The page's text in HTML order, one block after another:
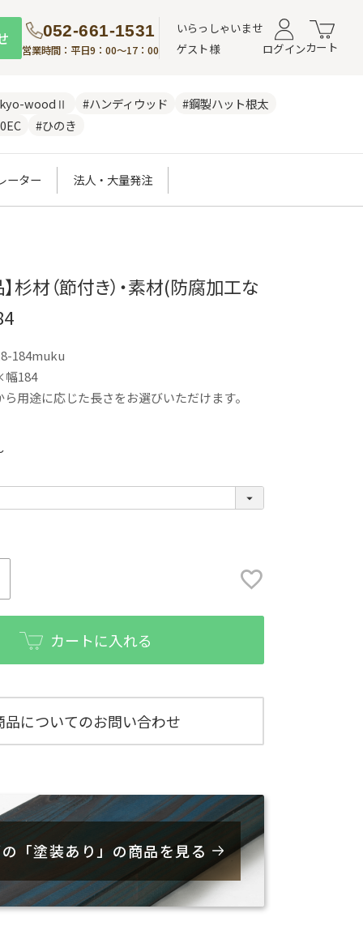
052-661-1531
営業時間：平日9：00～17：00
いらっしゃいませ
ゲスト様
ログインカート
woodⅡ #ハンディウッド
#鋼製ハット根太
#ひのき
ーター 法人・大量発注
杉材（節付き）・素材(防腐加工な
184muku
幅184
用途に応じた長さをお選びいただけます。
カートに入れる
品についてのお問い合わせ
「塗装あり」の商品を見る